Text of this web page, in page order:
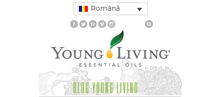
Română
BLOG YOUNG LIVING